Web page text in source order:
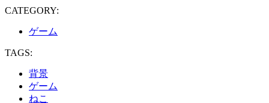
CATEGORY:
ゲーム
TAGS:
背景
ゲーム
ねこ